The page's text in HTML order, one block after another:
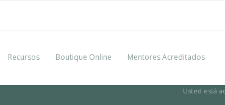
Recursos Boutique Online Mentores Acreditados
Usted está